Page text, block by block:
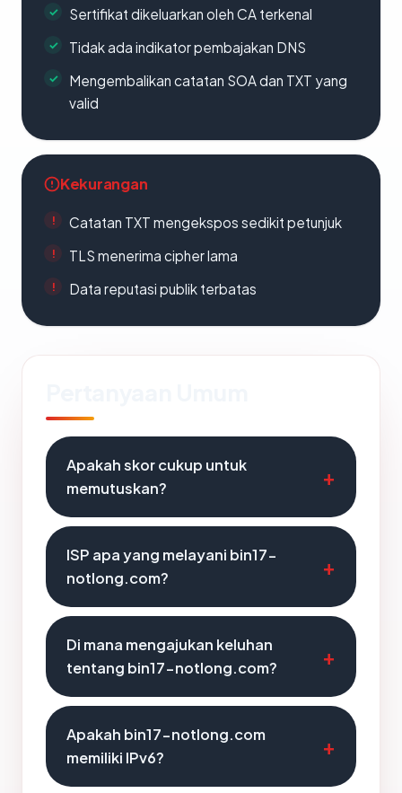
Sertifikat dikeluarkan oleh CA terkenal
Tidak ada indikator pembajakan DNS
Mengembalikan catatan SOA dan TXT yang
valid
Kekurangan
Catatan TXT mengekspos sedikit petunjuk
TLS menerima cipher lama
Data reputasi publik terbatas
Apakah skor cukup untuk
memutuskan?
ISP apa yang melayani bin17-
notlong.com?
Di mana mengajukan keluhan
tentang bin17-notlong.com?
Apakah bin17-notlong.com
memiliki IPv6?